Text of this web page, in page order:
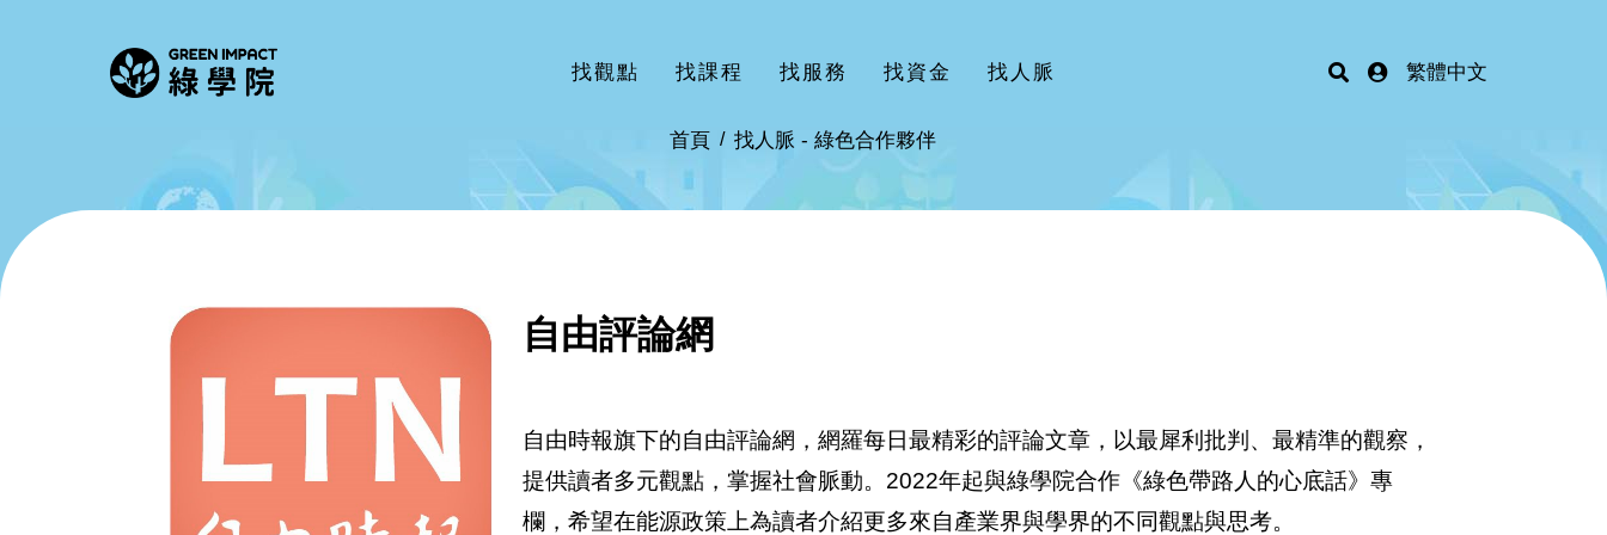
找觀點 找課程 找服務 找資金 找人脈 繁體中文
首頁 找人脈 -綠色合作夥伴
自由評論網
自由時報旗下的自由評論網，網羅每日最精彩的評論文章，以最犀利批判、最精準的觀察，
提供讀者多元觀點，掌握社會脈動。2022年起與綠學院合作《綠色帶路人的心底話》專
欄，希望在能源政策上為讀者介紹更多來自產業界與學界的不同觀點與思考。